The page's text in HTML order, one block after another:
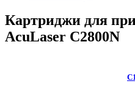
Картриджи для
AcuLaser C2800N